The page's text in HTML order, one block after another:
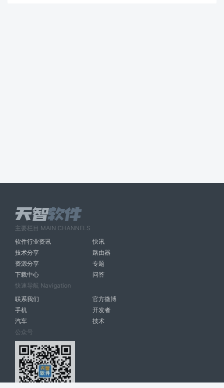
主要栏目 MAIN CHANNELS
软件行业资讯
快讯
技术分享
路由器
资源分享
专题
下载中心
问答
快速导航 Navigation
联系我们
官方微博
手机
开发者
汽车
技术
公众号